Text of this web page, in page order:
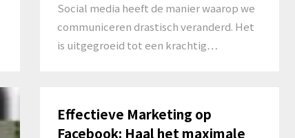
Social media heeft de manier waarop we
communiceren drastisch veranderd. Het
is uitgegroeid tot een krachtig…
Effectieve Marketing op
Facebook: Haal het maximale